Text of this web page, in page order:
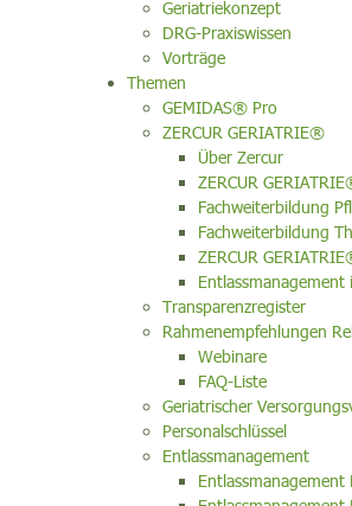
Geriatriekonzept
DRG-Praxiswissen
Vorträge
Themen
GEMIDAS® Pro
ZERCUR GERIATRIE®
Über Zercur
ZERCUR
Fachweiterbildung
Fachweiterbildung
ZERCUR
Entlassmanagement
Transparenzregister
Rahmenempfehlungen
Webinare
FAQ-Liste
Geriatrischer
Personalschlüssel
Entlassmanagement
Entlassmanagement